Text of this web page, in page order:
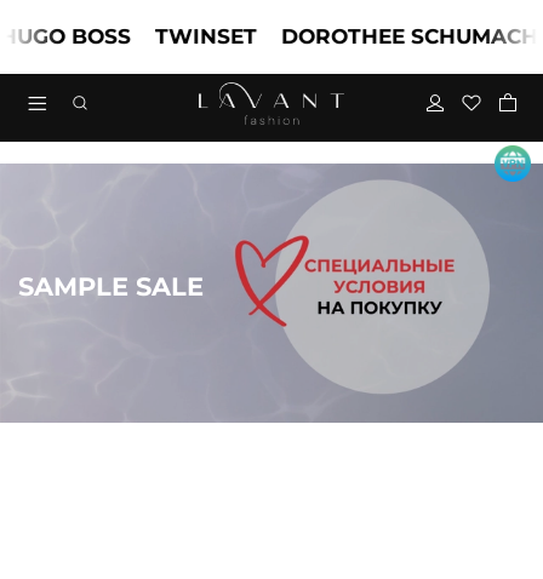
BOSS TWINSET DOROTHEE SCHUMACHER
SAMPLE SALE